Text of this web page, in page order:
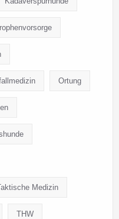
Ortung
Medizin
THW